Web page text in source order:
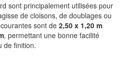
sont principalement utilisées pour
de cloisons, de doublages ou
sont de 2,50 x 1,20 m
, permettant une bonne facilité
de finition.